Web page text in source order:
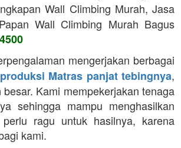
Wall Climbing Murah, Jasa
Wall Climbing Murah Bagus
mengerjakan berbagai
produksi Matras panjat tebingnya,
Kami mempekerjakan tenaga
sehingga mampu menghasilkan
ragu untuk hasilnya, karena
kami.